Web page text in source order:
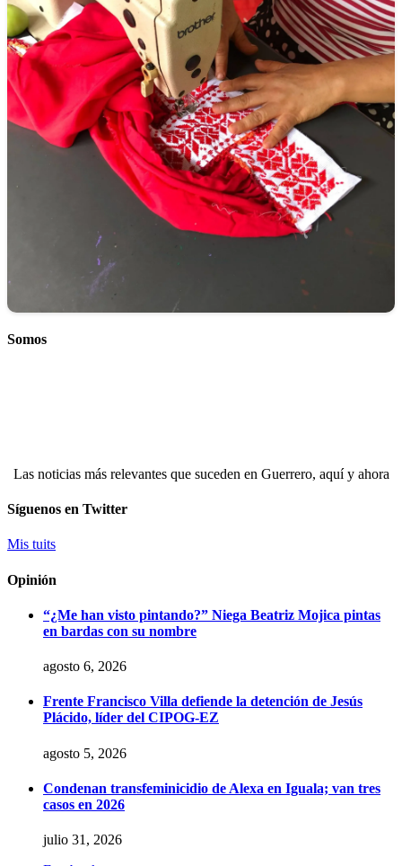
Somos
Las noticias más relevantes que suceden en Guerrero, aquí y ahora
Síguenos en Twitter
Mis tuits
Opinión
“¿Me han visto pintando?” Niega Beatriz Mojica pintas
en bardas con su nombre
agosto 6, 2026
Frente Francisco Villa defiende la detención de Jesús
Plácido, líder del CIPOG-EZ
agosto 5, 2026
Condenan transfeminicidio de Alexa en Iguala; van tres
casos en 2026
julio 31, 2026